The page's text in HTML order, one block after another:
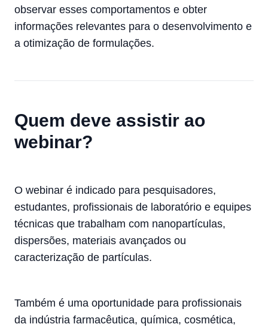
observar esses comportamentos e obter
informações relevantes para o desenvolvimento e
a otimização de formulações.
Quem deve assistir ao
webinar?
O webinar é indicado para pesquisadores,
estudantes, profissionais de laboratório e equipes
técnicas que trabalham com nanopartículas,
dispersões, materiais avançados ou
caracterização de partículas.
Também é uma oportunidade para profissionais
da indústria farmacêutica, química, cosmética,